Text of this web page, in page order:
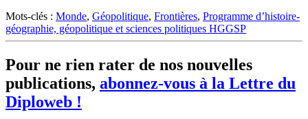
Mots-clés : Monde, Géopolitique, Frontières, Programme d’histoire-
géographie, géopolitique et sciences politiques HGGSP
Pour ne rien rater de nos nouvelles
publications, abonnez-vous à la Lettre du
Diploweb !